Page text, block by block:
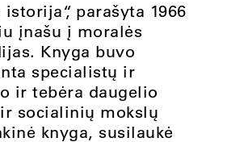
istorija“, parašyta 1966
įnašu į moralės
Knyga buvo
specialistų ir
ir tebėra daugelio
socialinių mokslų
knyga, susilaukė